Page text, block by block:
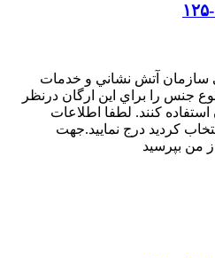
سازمان آتش نشاني و خدمات
جنس را براي اين ارگان درنظر
استفاده کنند. لطفا اطلاعات
کرديد درج نماييد.جهت
من بپرسيد